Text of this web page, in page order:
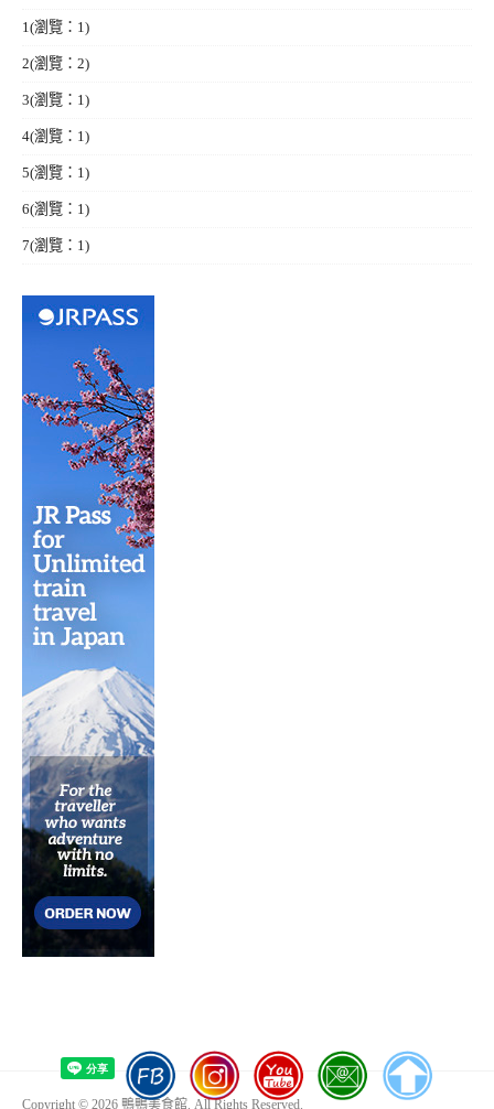
1 (瀏覽：1)
2(瀏覽：2)
3(瀏覽：1)
4(瀏覽：1)
5(瀏覽：1)
6(瀏覽：1)
7(瀏覽：1)
Copyright © 2026 鴨鴨美食館. All Rights Reserved.